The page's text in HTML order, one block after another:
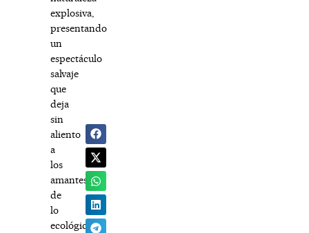
explosiva,
presentando
un
espectáculo
salvaje
que
deja
sin
aliento
a
los
amantes
de
lo
ecológico.